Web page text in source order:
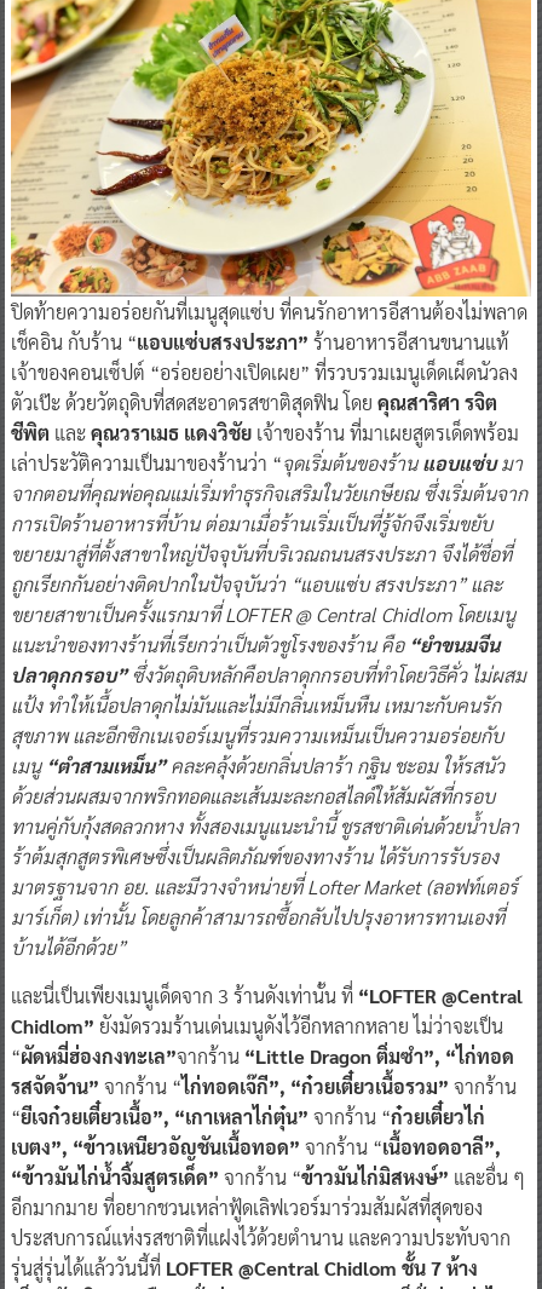
ปิดท้ายความอร่อยกันที่เมนูสุดแซ่บ ที่คนรักอาหารอีสานต้องไม่พลาด
เช็คอิน กับร้าน “แอบแซ่บสรงประภา” ร้านอาหารอีสานขนานแท้
เจ้าของคอนเซ็ปต์ “อร่อยอย่างเปิดเผย” ที่รวบรวมเมนูเด็ดเผ็ดนัวลง
ตัวเป๊ะ ด้วยวัตถุดิบที่สดสะอาดรสชาติสุดฟิน โดย คุณสาริศา รจิต
ชีพิต และคุณวราเมธ แดงวิชัย เจ้าของร้าน ที่มาเผยสูตรเด็ดพร้อม
เล่าประวัติความเป็นมาของร้านว่า “จุดเริ่มต้นของร้านแอบแซ่บมา
จากตอนที่คุณพ่อคุณแม่เริ่มทำธุรกิจเสริมในวัยเกษียณ ซึ่งเริ่มต้นจาก
การเปิดร้านอาหารที่บ้าน ต่อมาเมื่อร้านเริ่มเป็นที่รู้จักจึงเริ่มขยับ
ขยายมาสู่ที่ตั้งสาขาใหญ่ปัจจุบันที่บริเวณถนนสรงประภา จึงได้ชื่อที่
ถูกเรียกกันอย่างติดปากในปัจจุบันว่า “แอบแซ่บ สรงประภา” และ
ขยายสาขาเป็นครั้งแรกมาที่ LOFTER @ Central Chidlom โดยเมนู
แนะนำของทางร้านที่เรียกว่าเป็นตัวชูโรงของร้าน คือ “ยำขนมจีน
ปลาดุกกรอบ”ซึ่งวัตถุดิบหลักคือปลาดุกกรอบที่ทำโดยวิธีคั่ว ไม่ผสม
แป้ง ทำให้เนื้อปลาดุกไม่มันและไม่มีกลิ่นเหม็นหืน เหมาะกับคนรัก
สุขภาพ และอีกซิกเนเจอร์เมนูที่รวมความเหม็นเป็นความอร่อยกับ
เมนู “ตำสามเหม็น”คละคลุ้งด้วยกลิ่นปลาร้า กฐิน ชะอม ให้รสนัว
ด้วยส่วนผสมจากพริกทอดและเส้นมะละกอสไลด์ให้สัมผัสที่กรอบ
ทานคู่กับกุ้งสดลวกหาง ทั้งสองเมนูแนะนำนี้ ชูรสชาติเด่นด้วยน้ำปลา
ร้าต้มสุกสูตรพิเศษซึ่งเป็นผลิตภัณฑ์ของทางร้าน ได้รับการรับรอง
มาตรฐานจาก อย. และมีวางจำหน่ายที่ Lofter Market (ลอฟท์เตอร์
มาร์เก็ต) เท่านั้น โดยลูกค้าสามารถซื้อกลับไปปรุงอาหารทานเองที่
บ้านได้อีกด้วย”
และนี่เป็นเพียงเมนูเด็ดจาก 3 ร้านดังเท่านั้น ที่ “LOFTER @Central
Chidlom” ยังมัดรวมร้านเด่นเมนูดังไว้อีกหลากหลาย ไม่ว่าจะเป็น
“ผัดหมี่ฮ่องกงทะเล”จากร้าน“Little Dragon ติ่มซำ”, “ไก่ทอด
รสจัดจ้าน” จากร้าน “ไก่ทอดเจ๊กี”, “ก๋วยเตี๋ยวเนื้อรวม” จากร้าน
“ยีเจก๋วยเตี๋ยวเนื้อ”, “เกาเหลาไก่ตุ๋น” จากร้าน “ก๋วยเตี๋ยวไก่
เบตง”, “ข้าวเหนียวอัญชันเนื้อทอด” จากร้าน “เนื้อทอดอาลี”,
“ข้าวมันไก่น้ำจิ้มสูตรเด็ด” จากร้าน “ข้าวมันไก่มิสหงษ์” และอื่น ๆ
อีกมากมาย ที่อยากชวนเหล่าฟู้ดเลิฟเวอร์มาร่วมสัมผัสที่สุดของ
ประสบการณ์แห่งรสชาติที่แฝงไว้ด้วยตำนาน และความประทับจาก
รุ่นสู่รุ่นได้แล้ววันนี้ที่ LOFTER @Central Chidlom ชั้น 7 ห้าง